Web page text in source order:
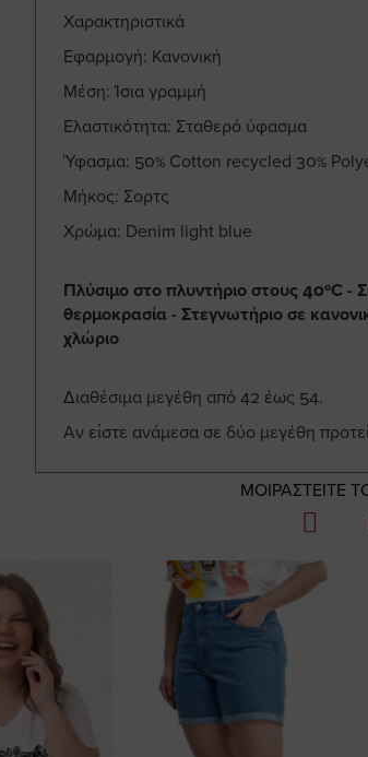
Χαρακτηριστικά
Εφαρμογή: Κανονική
Μέση: Ίσια γραμμή
Ελαστικότητα: Σταθερό ύφασμα
Ύφασμα: 50% Cotton recycled 30%
Μήκος: Σορτς
Χρώμα: Denim light blue
Πλύσιμο στο πλυντήριο στους 40ºC -
θερμοκρασία - Στεγνωτήριο σε
χλώριο
Διαθέσιμα μεγέθη από 42 έως 54.
Αν είστε ανάμεσα σε δύο μεγέθη
ΜΟΙΡΑΣΤΕΙΤΕ